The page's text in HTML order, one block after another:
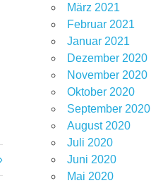
März 2021
Februar 2021
Januar 2021
Dezember 2020
November 2020
Oktober 2020
September 2020
August 2020
Juli 2020
Juni 2020
Mai 2020